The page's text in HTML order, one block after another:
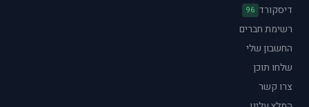
דיסקורד 96
רשימת חברים
החשבון שלי
שלחו תוכן
צרו קשר